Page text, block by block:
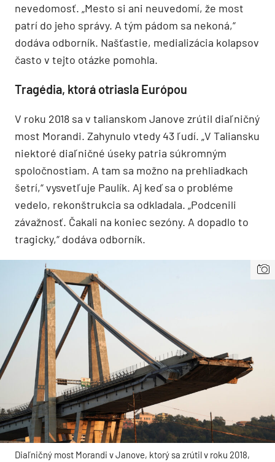
nevedomosť. „Mesto si ani neuvedomí, že most
patrí do jeho správy. A tým pádom sa nekoná,“
dodáva odborník. Našťastie, medializácia kolapsov
často v tejto otázke pomohla.
Tragédia, ktorá otriasla Európou
V roku 2018 sa v talianskom Janove zrútil diaľničný
most Morandi. Zahynulo vtedy 43 ľudí. „V Taliansku
niektoré diaľničné úseky patria súkromným
spoločnostiam. A tam sa možno na prehliadkach
šetrí,“ vysvetľuje Paulík. Aj keď sa o probléme
vedelo, rekonštrukcia sa odkladala. „Podcenili
závažnosť. Čakali na koniec sezóny. A dopadlo to
tragicky,“ dodáva odborník.
Diaľničný most Morandi v Janove, ktorý sa zrútil v roku 2018,